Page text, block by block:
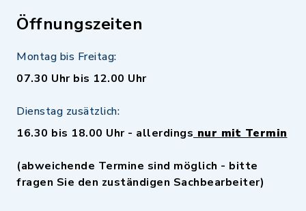
Öffnungszeiten
Montag bis Freitag:
07.30 Uhr bis 12.00 Uhr
Dienstag zusätzlich:
16.30 bis 18.00 Uhr - allerdings nur mit Termin
(abweichende Termine sind möglich - bitte
fragen Sie den zuständigen Sachbearbeiter)